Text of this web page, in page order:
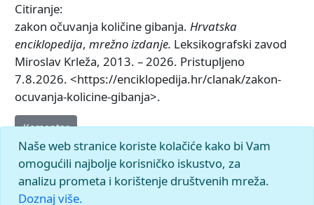
Citiranje:
zakon očuvanja količine gibanja. Hrvatska
enciklopedija, mrežno izdanje. Leksikografski zavod
Miroslav Krleža, 2013. – 2026. Pristupljeno
7.8.2026. <https://enciklopedija.hr/clanak/zakon-
ocuvanja-kolicine-gibanja>.
Komentar
Naše web stranice koriste kolačiće kako bi Vam
omogućili najbolje korisničko iskustvo, za
analizu prometa i korištenje društvenih mreža.
Doznaj više.